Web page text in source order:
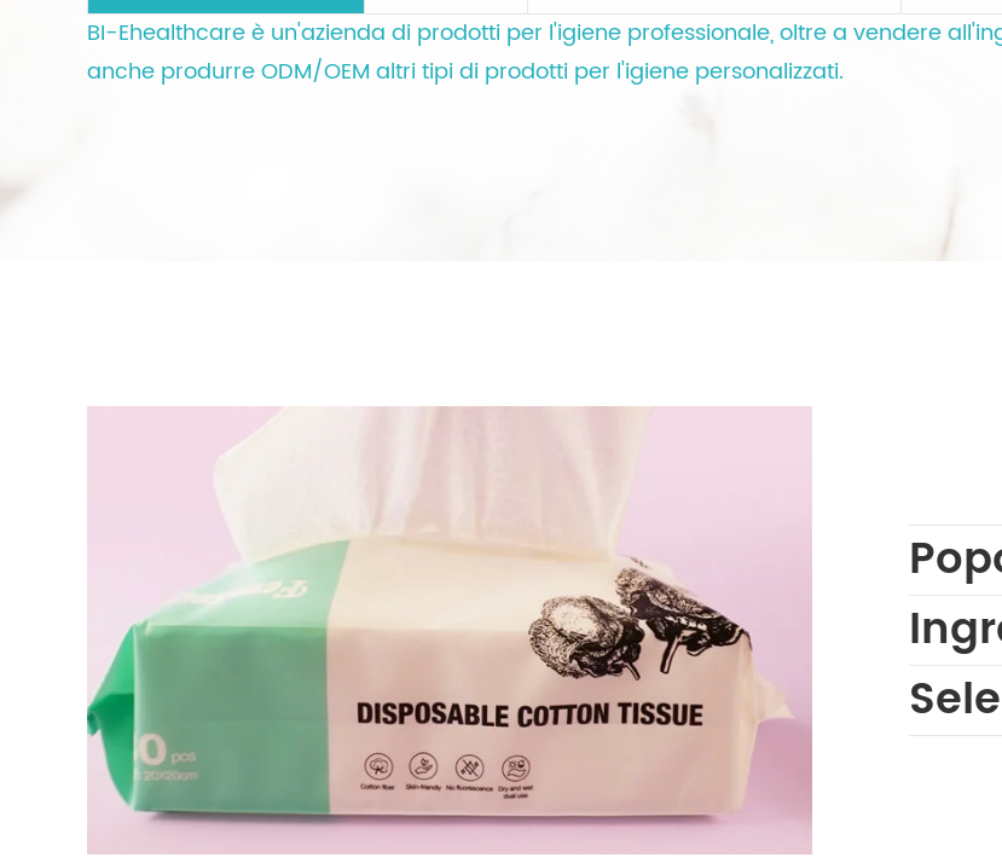
BI-Ehealthcare è un'azienda di prodotti per l'igiene professionale, oltre a vendere
anche produrre ODM/OEM altri tipi di prodotti per l'igiene personalizzati.